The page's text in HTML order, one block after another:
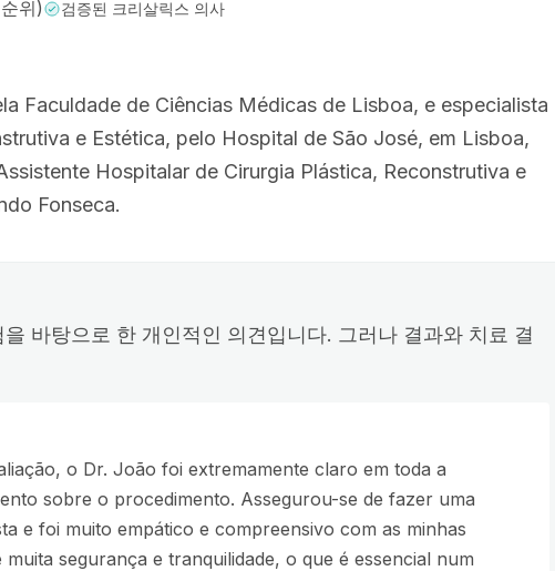
위) 검증된 크리살릭스 의사
Faculdade de Ciências Médicas de Lisboa, e especialista
e Estética, pelo Hospital de São José, em Lisboa,
Hospitalar de Cirurgia Plástica, Reconstrutiva e
Fonseca.
바탕으로 한 개인적인 의견입니다. 그러나 결과와 치료 결
o Dr. João foi extremamente claro em toda a
sobre o procedimento. Assegurou-se de fazer uma
e foi muito empático e compreensivo com as minhas
segurança e tranquilidade, o que é essencial num